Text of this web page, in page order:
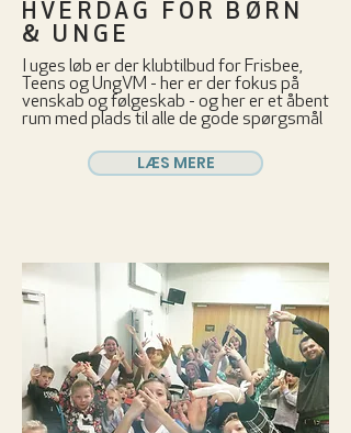
HVERDAG FOR BØRN
& UNGE
I uges løb er der klubtilbud for Frisbee,
Teens og UngVM - her er der fokus på
venskab og følgeskab - og her er et åbent
rum med plads til alle de gode spørgsmål
LÆS MERE